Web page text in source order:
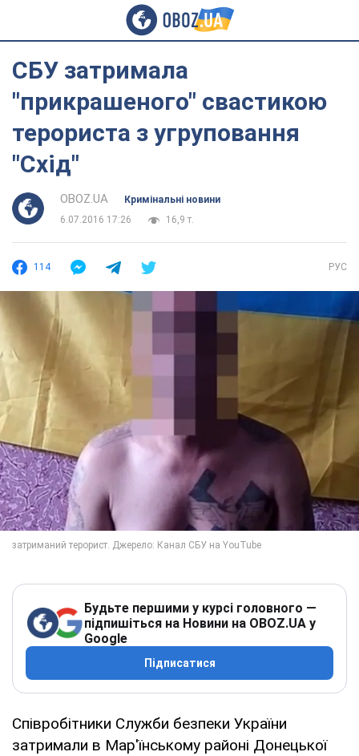
СБУ затримала
"прикрашеного" свастикою
терориста з угруповання
"Схід"
OBOZ.UA
Кримінальні новини
6.07.2016 17:26
16,9 т.
114 РУС
Будьте першими у курсі головного —
підпишіться на Новини на OBOZ.UA у
Google
Підписатися
Співробітники Служби безпеки України
затримали в Мар'їнському районі Донецької